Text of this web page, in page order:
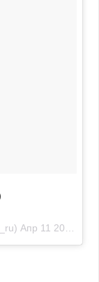
Апр 11 2015 в 12:48 PDT